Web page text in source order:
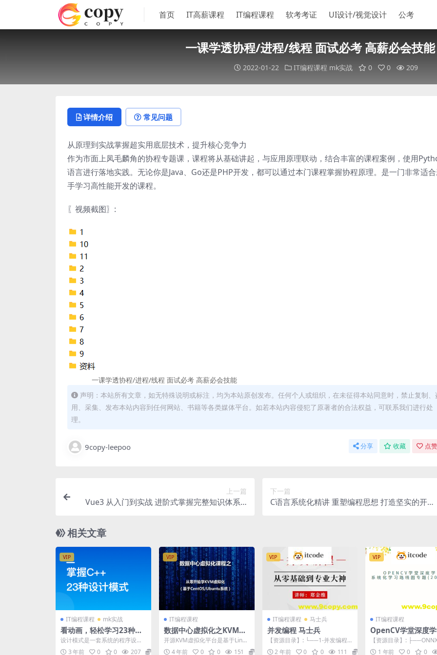
首页 IT高薪课程 IT编程课程 软考考证 UI设计/视觉设计 公考
一课学透协程/进程/线程 面试必考 高薪必会技
2022-01-22 IT编程课程 mk实战 0 0 209
详情介绍 常见问题
从原理到实战掌握超实用底层技术，提升核心竞争力
作为市面上凤毛麟角的协程专题课，课程将从基础讲起，与应用原理联动，结合丰富的课程案例，使用
语言进行落地实践。无论你是Java、Go还是PHP开发，都可以通过本门课程掌握协程原理。是一门非常适
手学习高性能开发的课程。
〖视频截图〗:
一课学透协程/进程/线程 面试必考 高薪必会技能
声明：本站所有文章，如无特殊说明或标注，均为本站原创发布。任何个人或组织，在未征得本站同意时，禁止复制、
用、采集、发布本站内容到任何网站、书籍等各类媒体平台。如若本站内容侵犯了原著者的合法权益，可联系我们进行处
理。
9copy-leepoo 分享 收藏 点
上一篇
Vue3 从入门到实战 进阶式掌握完整知识体系 |
下一篇
C语言系统化精讲 重塑编程思想 打造坚实的开发
相关文章
VIP
IT编程课程 mk实战
看动画，轻松学习23种C+
+设计模式 | 更新完结
设计模式是一套系统的程序设计
思维和方法，和算法一样，设计
3 年前 0 0 207
VIP
IT编程课程
数据中心虚拟化之KVM虚
拟化基本部署 | 完结
开源KVM虚拟化平台是基于Linux
内核的虚拟化，在企业生产环境
4 年前 0 0 151
VIP
IT编程课程 马士兵
并发编程 马士兵
【资源目录】: └──1-并发编程 |
├──1-synchronized底层原...
2 年前 0 0 111
VIP
IT编程课程
OpenCV学堂深度
统化学习路线图专
3版)
【资源目录】:
ME计算机视觉模型部署
1 年前 0 0